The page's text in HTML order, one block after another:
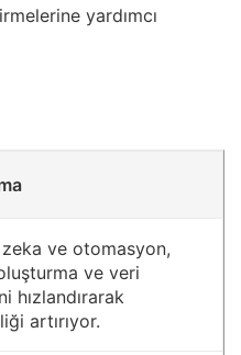
yardımcı
ve otomasyon,
ve veri
hızlandırarak
artırıyor.